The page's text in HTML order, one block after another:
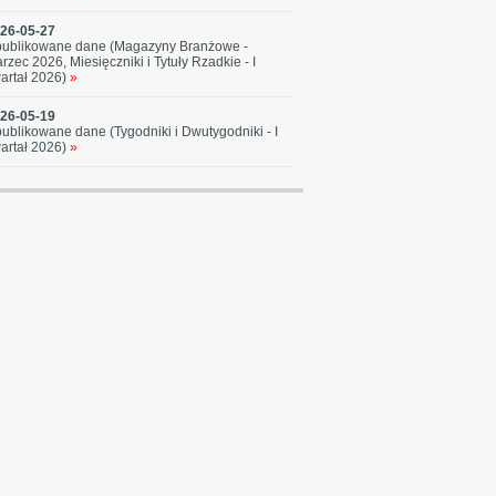
05-27
dane (Magazyny Branżowe -
2026, Miesięczniki i Tytuły Rzadkie - I
2026) »
05-19
dane (Tygodniki i Dwutygodniki - I
2026) »